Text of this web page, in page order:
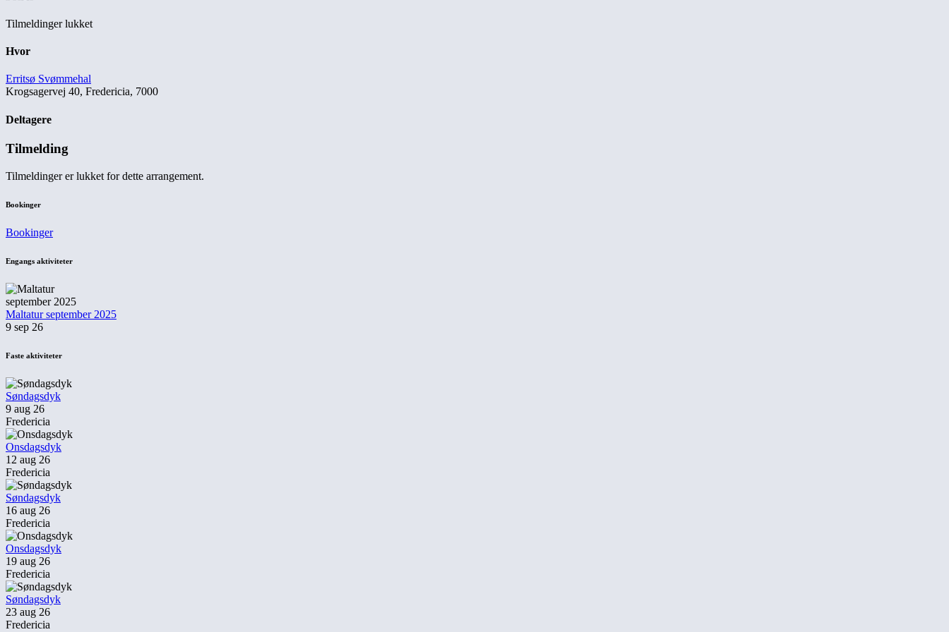
Tilmeldinger lukket
Hvor
Erritsø Svømmehal
Krogsagervej 40, Fredericia, 7000
Deltagere
Tilmelding
Tilmeldinger er lukket for dette arrangement.
Bookinger
Bookinger
Engangs aktiviteter
Maltatur september 2025
9 sep 26
Faste aktiviteter
Søndagsdyk
9 aug 26
Fredericia
Onsdagsdyk
12 aug 26
Fredericia
Søndagsdyk
16 aug 26
Fredericia
Onsdagsdyk
19 aug 26
Fredericia
Søndagsdyk
23 aug 26
Fredericia